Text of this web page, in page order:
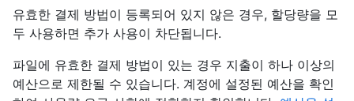
유효한 결제 방법이 등록되어 있지 않은 경우, 할당량을 모
두 사용하면 추가 사용이 차단됩니다.
파일에 유효한 결제 방법이 있는 경우 지출이 하나 이상의
예산으로 제한될 수 있습니다. 계정에 설정된 예산을 확인